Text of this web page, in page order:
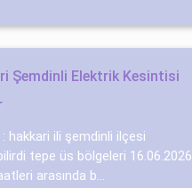
Şemdinli Elektrik Kesintisi
hakkari ili şemdinli ilçesi
tepe üs bölgeleri 16.06.2026
arasında b...